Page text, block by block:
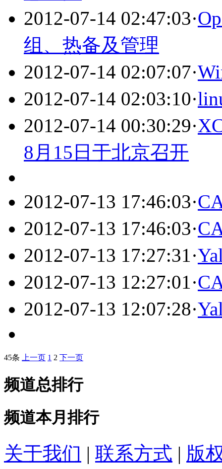
2012-07-14 02:47:03·
组、热备及管理
2012-07-14 02:07:07·
2012-07-14 02:03:10·
2012-07-14 00:30:29·
8月15日于北京召开
2012-07-13 17:46:03·
2012-07-13 17:46:03·
2012-07-13 17:27:31·
2012-07-13 12:27:01·
2012-07-13 12:07:28·
45条 上一页 1 2 下一页
频道总排行
频道本月排行
关于我们 | 联系方式 | 版